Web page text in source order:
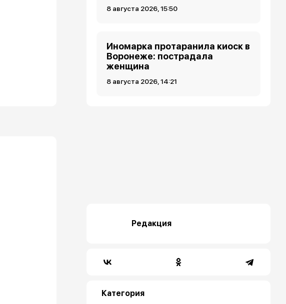
8 августа 2026, 15:50
Иномарка протаранила киоск в
Воронеже: пострадала
женщина
8 августа 2026, 14:21
Редакция
Категория